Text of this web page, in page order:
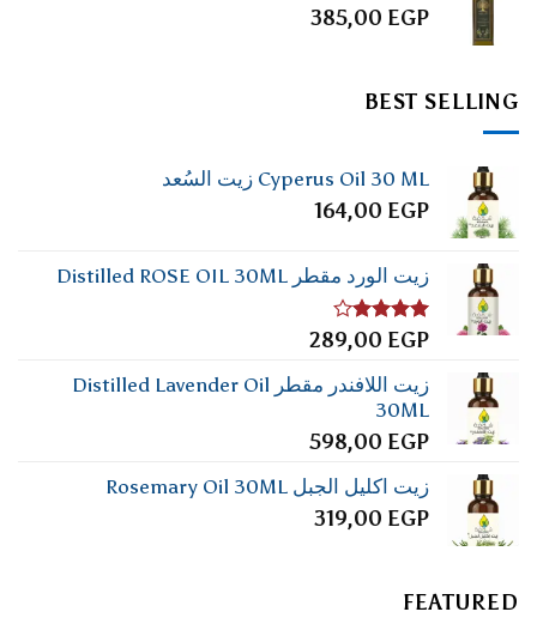
385,00 EGP
BEST SELLING
Cyperus Oil 30 ML زيت السُعد
164,00 EGP
زيت الورد مقطر Distilled ROSE OIL 30ML
تم
من
5
289,00 EGP
زيت اللافندر مقطر Distilled Lavender Oil
30ML
598,00 EGP
زيت اكليل الجبل Rosemary Oil 30ML
319,00 EGP
FEATURED